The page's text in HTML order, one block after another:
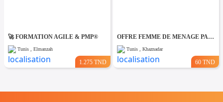
🚀 FORMATION AGILE & PMP®
Tunis , Elmanzah
1.275 TND
OFFRE FEMME DE MENAGE PAR JOUR A khaznadar
Tunis , Khaznadar
60 TND